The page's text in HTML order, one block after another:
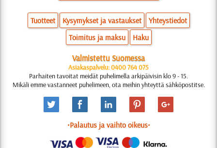
Tuotteet Kysymykset ja vastaukset
Yhteystiedot
Toimitus ja maksu
Haku
Valmistettu Suomessa
Asiakaspalvelu: 0400 764 075
Parhaiten tavoitat meidät puhelimella arkipäivisin klo 9 - 15.
Mikäli emme vastanneet puhelimeen, ota meihin yhteyttä sähköpostitse.
•Palautus ja vaihto oikeus•